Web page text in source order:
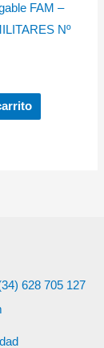
FAM –
Nº
628 705 127